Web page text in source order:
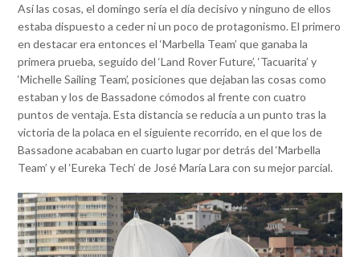
Así las cosas, el domingo sería el día decisivo y ninguno de ellos
estaba dispuesto a ceder ni un poco de protagonismo. El primero
en destacar era entonces el ‘Marbella Team’ que ganaba la
primera prueba, seguido del ‘Land Rover Future’, ‘Tacuarita’ y
‘Michelle Sailing Team’, posiciones que dejaban las cosas como
estaban y los de Bassadone cómodos al frente con cuatro
puntos de ventaja. Esta distancia se reducía a un punto tras la
victoria de la polaca en el siguiente recorrido, en el que los de
Bassadone acababan en cuarto lugar por detrás del ‘Marbella
Team’ y el ‘Eureka Tech’ de José María Lara con su mejor parcial.